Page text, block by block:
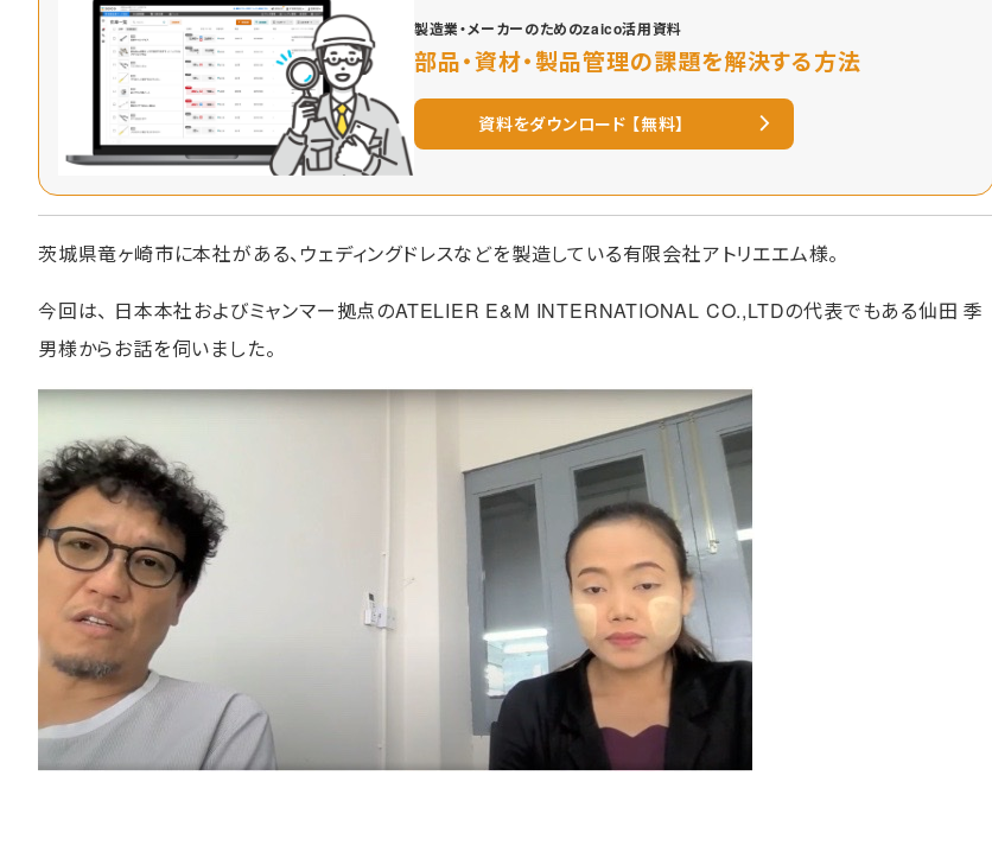
製造業・メーカーのためのzaico活用資料
部品・資材・製品管理の課題を解決する方法
資料をダウンロード 【無料】
茨城県竜ヶ崎市に本社がある、ウェディングドレスなどを製造している有限会社アトリエエム様。
今回は、 日本本社およびミャンマー拠点のATELIER E&M INTERNATIONAL CO.,LTDの代表でもある仙田 季
男様からお話を伺いました。